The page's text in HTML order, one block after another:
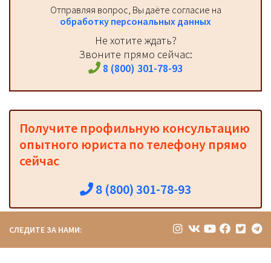
Отправляя вопрос, Вы даёте согласие на
обработку персональных данных
Не хотите ждать?
Звоните прямо сейчас:
8 (800) 301-78-93
Получите профильную консультацию
опытного юриста по телефону прямо
сейчас
8 (800) 301-78-93
СЛЕДИТЕ ЗА НАМИ: